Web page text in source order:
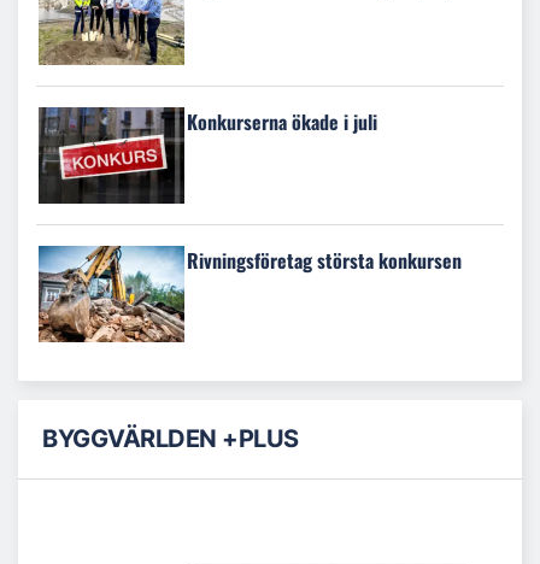
Konkurserna ökade i juli
Rivningsföretag största konkursen
BYGGVÄRLDEN +PLUS